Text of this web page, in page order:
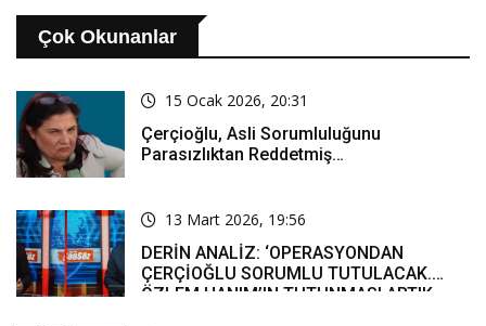
Çok Okunanlar
15 Ocak 2026, 20:31
Çerçioğlu, Asli Sorumluluğunu
Parasızlıktan Reddetmiş…
13 Mart 2026, 19:56
DERİN ANALİZ: ‘OPERASYONDAN
ÇERÇİOĞLU SORUMLU TUTULACAK.
ÖZLEM HANIM’IN TUTUNMASI ARTIK